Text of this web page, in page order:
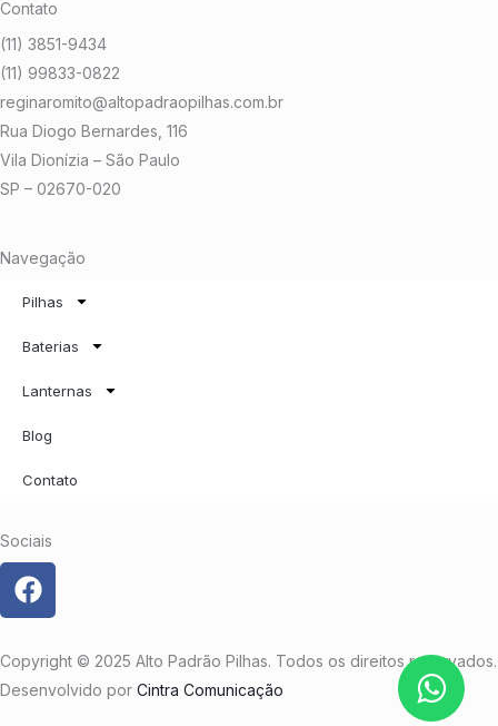
Contato
(11) 3851-9434
(11) 99833-0822
reginaromito@altopadraopilhas.com.br
Rua Diogo Bernardes, 116
Vila Dionízia – São Paulo
SP – 02670-020
Navegação
Pilhas
Baterias
Lanternas
Blog
Contato
Sociais
F
a
e
b
Copyright © 2025 Alto Padrão Pilhas. Todos os direitos reservados.
Desenvolvido por Cintra Comunicação